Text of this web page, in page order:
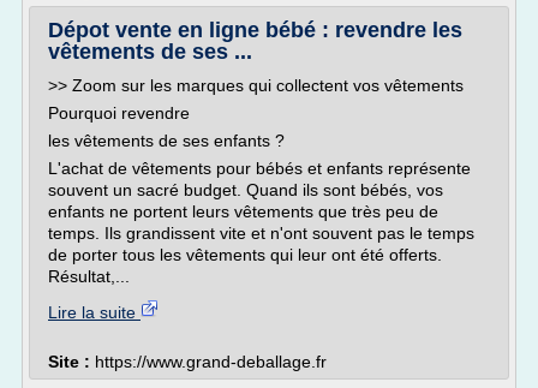
Dépot vente en ligne bébé : revendre les
vêtements de ses ...
>> Zoom sur les marques qui collectent vos vêtements
Pourquoi revendre
les vêtements de ses enfants ?
L'achat de vêtements pour bébés et enfants représente
souvent un sacré budget. Quand ils sont bébés, vos
enfants ne portent leurs vêtements que très peu de
temps. Ils grandissent vite et n'ont souvent pas le temps
de porter tous les vêtements qui leur ont été offerts.
Résultat,...
Lire la suite
Site : https://www.grand-deballage.fr